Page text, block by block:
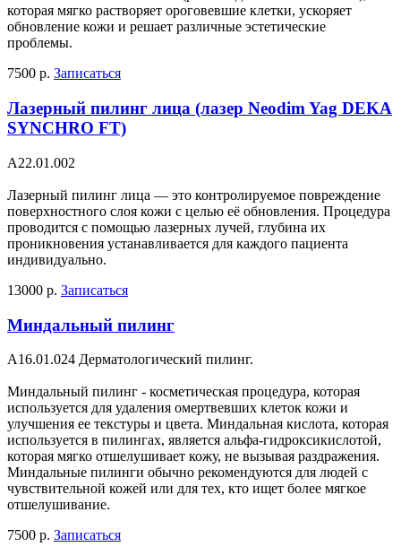
которая мягко растворяет ороговевшие клетки, ускоряет
обновление кожи и решает различные эстетические
проблемы.
7500 р. Записаться
Лазерный пилинг лица (лазер Neodim Yag DEKA
SYNCHRO FT)
A22.01.002
Лазерный пилинг лица — это контролируемое повреждение
поверхностного слоя кожи с целью её обновления. Процедура
проводится с помощью лазерных лучей, глубина их
проникновения устанавливается для каждого пациента
индивидуально.
13000 р. Записаться
Миндальный пилинг
A16.01.024 Дерматологический пилинг.
Миндальный пилинг - косметическая процедура, которая
используется для удаления омертвевших клеток кожи и
улучшения ее текстуры и цвета. Миндальная кислота, которая
используется в пилингах, является альфа-гидроксикислотой,
которая мягко отшелушивает кожу, не вызывая раздражения.
Миндальные пилинги обычно рекомендуются для людей с
чувствительной кожей или для тех, кто ищет более мягкое
отшелушивание.
7500 р. Записаться